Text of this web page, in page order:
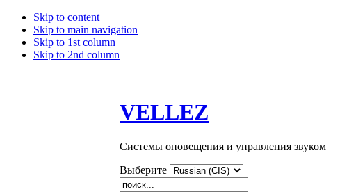
Skip to content
Skip to main navigation
Skip to 1st column
Skip to 2nd column
VELLEZ
Системы оповещения и управления звуком
Выберите